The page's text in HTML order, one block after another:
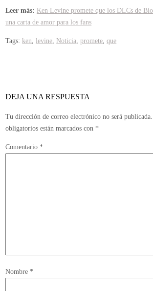
promete
que
DLCs
carta
para
Leer más: Ken Levine promete que los DLCs de
una carta de amor para los fans
Tags:ken,levine, Noticia,promete,que
DEJA UNA RESPUESTA
Tu dirección de correo electrónico no será publicada.
obligatorios están marcados con *
Comentario *
Nombre *